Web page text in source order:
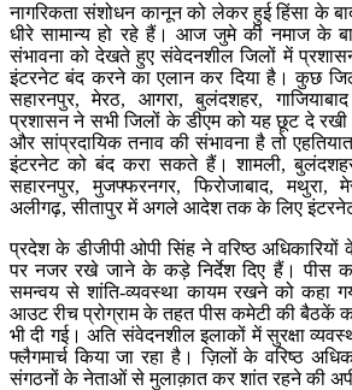
नागरिकता संशोधन कानून को लेकर हुई हिंसा के
धीरे सामान्य हो रहे हैं। आज जुमे की नमाज के
संभावना को देखते हुए संवेदनशील जिलों में
इंटरनेट बंद करने का एलान कर दिया है। कुछ
सहारनपुर, मेरठ, आगरा, बुलंदशहर,
प्रशासन ने सभी जिलों के डीएम को यह छूट दे
और सांप्रदायिक तनाव की संभावना है तो
इंटरनेट को बंद करा सकते हैं। शामली,
सहारनपुर, मुजफ्फरनगर, फिरोजाबाद, मथुरा,
अलीगढ़, सीतापुर में अगले आदेश तक के लिए
प्रदेश के डीजीपी ओपी सिंह ने वरिष्ठ
पर नजर रखे जाने के कड़े निर्देश दिए हैं। पीस
समन्वय से शांति-व्यवस्था कायम रखने को कहा
आउट रीच प्रोग्राम के तहत पीस कमेटी की बैठकें
भी दी गई। अति संवेदनशील इलाकों में सुरक्षा
फ्लैगमार्च किया जा रहा है। ज़िलों के वरिष्ठ
संगठनों के नेताओं से मुलाक़ात कर शांत रहने की